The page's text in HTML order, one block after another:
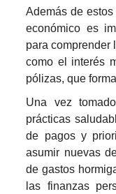
Además de
económico es
para comprender
como el interés
pólizas, que
Una vez
prácticas
de pagos y
asumir nuevas
de gastos
las finanzas